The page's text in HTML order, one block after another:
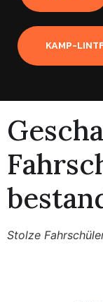
KAMP-
Gescha
Fahrsc
bestan
Stolze